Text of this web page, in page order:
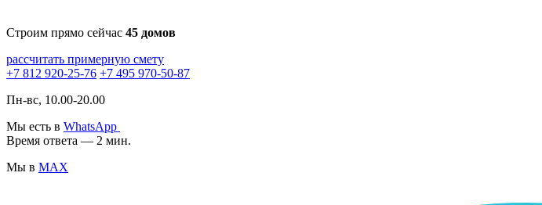
Строим прямо сейчас 45 домов
рассчитать примерную смету
+7 812 920-25-76 +7 495 970-50-87
Пн-вс, 10.00-20.00
Мы есть в WhatsApp
Время ответа — 2 мин.
Мы в MAX